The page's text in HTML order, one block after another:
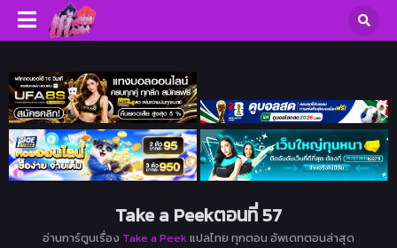
Take a Peekตอนที่ 57
อ่านการ์ตูนเรื่อง Take a Peekแปลไทย ทุกตอน อัพเดทตอนล่าสุด